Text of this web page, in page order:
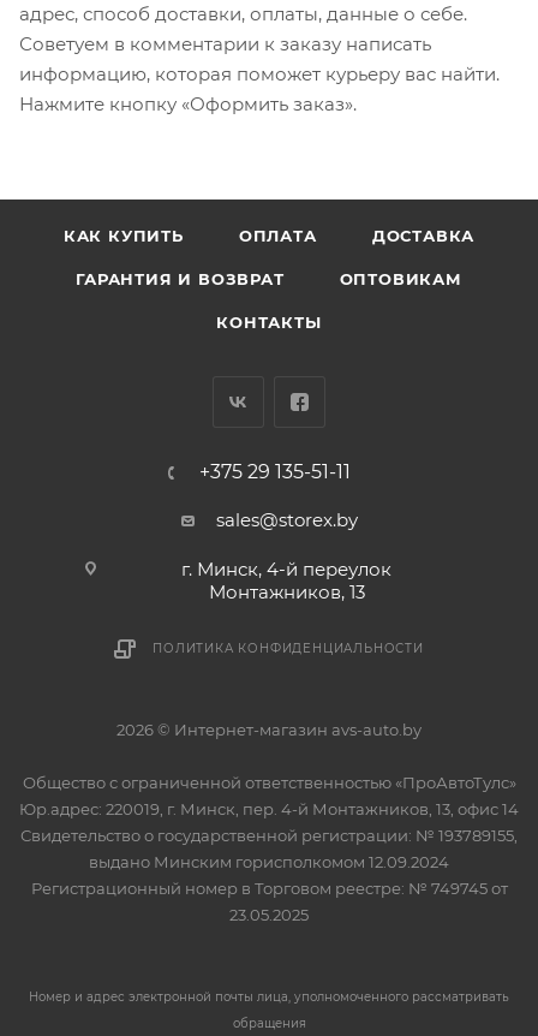
адрес, способ доставки, оплаты, данные о себе.
Советуем в комментарии к заказу написать
информацию, которая поможет курьеру вас найти.
Нажмите кнопку «Оформить заказ».
КАК КУПИТЬ ОПЛАТА ДОСТАВКА
ГАРАНТИЯ И ВОЗВРАТ ОПТОВИКАМ
КОНТАКТЫ
+375 29 135-51-11
sales@storex.by
г. Минск, 4-й переулок
Монтажников, 13
ПОЛИТИКА КОНФИДЕНЦИАЛЬНОСТИ
2026 © Интернет-магазин avs-auto.by
Общество с ограниченной ответственностью «ПроАвтоТулс»
Юр.адрес: 220019, г. Минск, пер. 4-й Монтажников, 13, офис 14
Свидетельство о государственной регистрации: № 193789155,
выдано Минским горисполкомом 12.09.2024
Регистрационный номер в Торговом реестре: № 749745 от
23.05.2025
Номер и адрес электронной почты лица, уполномоченного рассматривать
обращения